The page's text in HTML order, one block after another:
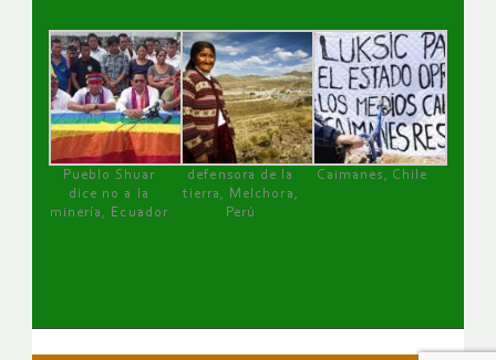
Pueblo Shuar
dice no a la
minería, Ecuador
defensora de la
tierra, Melchora,
Perú
Caimanes, Chile